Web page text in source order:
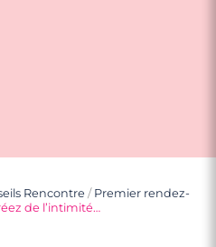
Rencontre / Premier rendez-
de l’intimité…